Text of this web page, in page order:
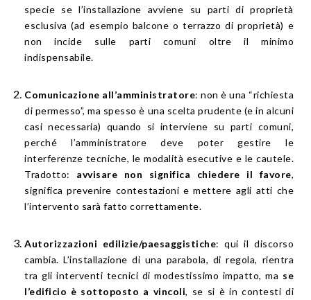
specie se l’installazione avviene su parti di proprietà
esclusiva (ad esempio balcone o terrazzo di proprietà) e
non incide sulle parti comuni oltre il minimo
indispensabile.
Comunicazione all’amministratore: non è una “richiesta
di permesso”, ma spesso è una scelta prudente (e in alcuni
casi necessaria) quando si interviene su parti comuni,
perché l’amministratore deve poter gestire le
interferenze tecniche, le modalità esecutive e le cautele.
Tradotto: avvisare non significa chiedere il favore,
significa prevenire contestazioni e mettere agli atti che
l’intervento sarà fatto correttamente.
Autorizzazioni edilizie/paesaggistiche: qui il discorso
cambia. L’installazione di una parabola, di regola, rientra
tra gli interventi tecnici di modestissimo impatto, ma se
l’edificio è sottoposto a vincoli, se si è in contesti di